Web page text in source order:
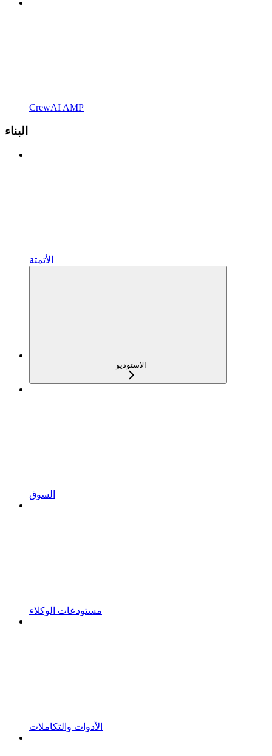
CrewAI AMP
البناء
الأتمتة
الاستوديو
السوق
مستودعات الوكلاء
الأدوات والتكاملات